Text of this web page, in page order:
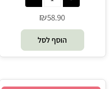
₪58.90
הוסף לסל